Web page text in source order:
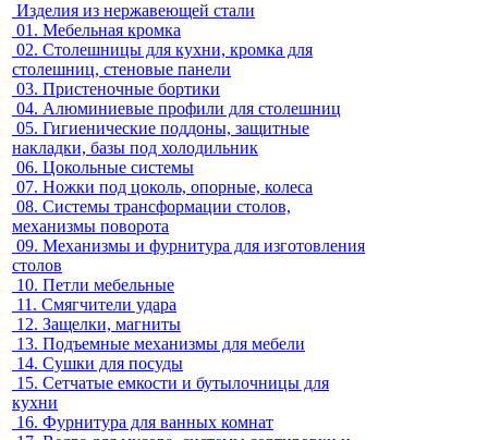
Изделия из нержавеющей стали
01. Мебельная кромка
02. Столешницы для кухни, кромка для
столешниц, стеновые панели
03. Пристеночные бортики
04. Алюминиевые профили для столешниц
05. Гигиенические поддоны, защитные
накладки, базы под холодильник
06. Цокольные системы
07. Ножки под цоколь, опорные, колеса
08. Системы трансформации столов,
механизмы поворота
09. Механизмы и фурнитура для изготовления
столов
10. Петли мебельные
11. Смягчители удара
12. Защелки, магниты
13. Подъемные механизмы для мебели
14. Сушки для посуды
15. Сетчатые емкости и бутылочницы для
кухни
16. Фурнитура для ванных комнат